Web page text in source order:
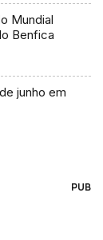
Mundial
Benfica
junho em
PUB